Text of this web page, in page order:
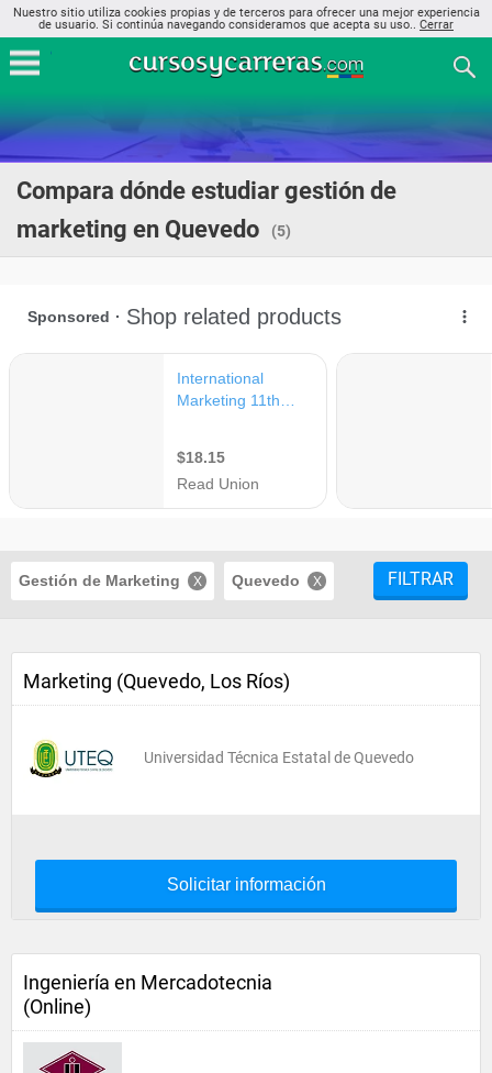
Nuestro sitio utiliza cookies propias y de terceros para ofrecer una mejor experiencia
de usuario. Si continúa navegando consideramos que acepta su uso.. Cerrar
Compara dónde estudiar gestión de
marketing en Quevedo
(5)
Gestión de Marketing Quevedo FILTRAR
Marketing (Quevedo, Los Ríos)
Universidad Técnica Estatal de Quevedo
Solicitar información
Ingeniería en Mercadotecnia
(Online)